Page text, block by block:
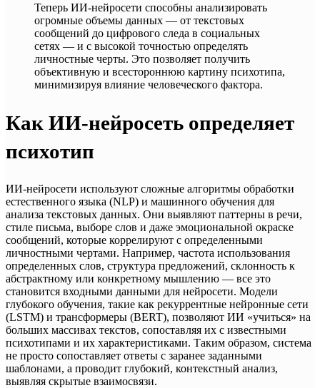
Теперь ИИ-нейросети способны анализировать
огромные объемы данных — от текстовых
сообщений до цифрового следа в социальных
сетях — и с высокой точностью определять
личностные черты. Это позволяет получить
объективную и всестороннюю картину психотипа,
минимизируя влияние человеческого фактора.
Как ИИ-нейросеть определяет
психотип
ИИ-нейросети используют сложные алгоритмы обработки
естественного языка (NLP) и машинного обучения для
анализа текстовых данных. Они выявляют паттерны в речи,
стиле письма, выборе слов и даже эмоциональной окраске
сообщений, которые коррелируют с определенными
личностными чертами. Например, частота использования
определенных слов, структура предложений, склонность к
абстрактному или конкретному мышлению — все это
становится входными данными для нейросети. Модели
глубокого обучения, такие как рекуррентные нейронные сети
(LSTM) и трансформеры (BERT), позволяют ИИ «учиться» на
больших массивах текстов, сопоставляя их с известными
психотипами и их характеристиками. Таким образом, система
не просто сопоставляет ответы с заранее заданными
шаблонами, а проводит глубокий, контекстный анализ,
выявляя скрытые взаимосвязи.